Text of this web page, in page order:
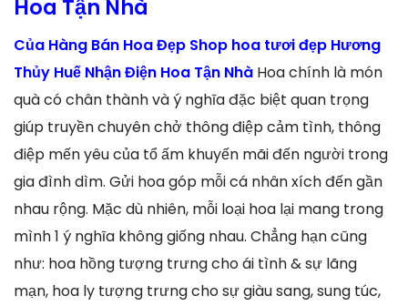
Hoa Tận Nhà
Của Hàng Bán Hoa Đẹp Shop hoa tươi đẹp Hương
Thủy Huế Nhận Điện Hoa Tận Nhà Hoa chính là món
quà có chân thành và ý nghĩa đặc biệt quan trọng
giúp truyền chuyên chở thông điệp cảm tình, thông
điệp mến yêu của tổ ấm khuyến mãi đến người trong
gia đình dìm. Gửi hoa góp mỗi cá nhân xích đến gần
nhau rộng. Mặc dù nhiên, mỗi loại hoa lại mang trong
mình 1 ý nghĩa không giống nhau. Chẳng hạn cũng
như: hoa hồng tượng trưng cho ái tình & sự lãng
mạn, hoa ly tượng trưng cho sự giàu sang, sung túc,